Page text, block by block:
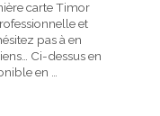
carte Timor
et
pas à en
carte Timor
et
pas à en
Ci-dessus en
en …